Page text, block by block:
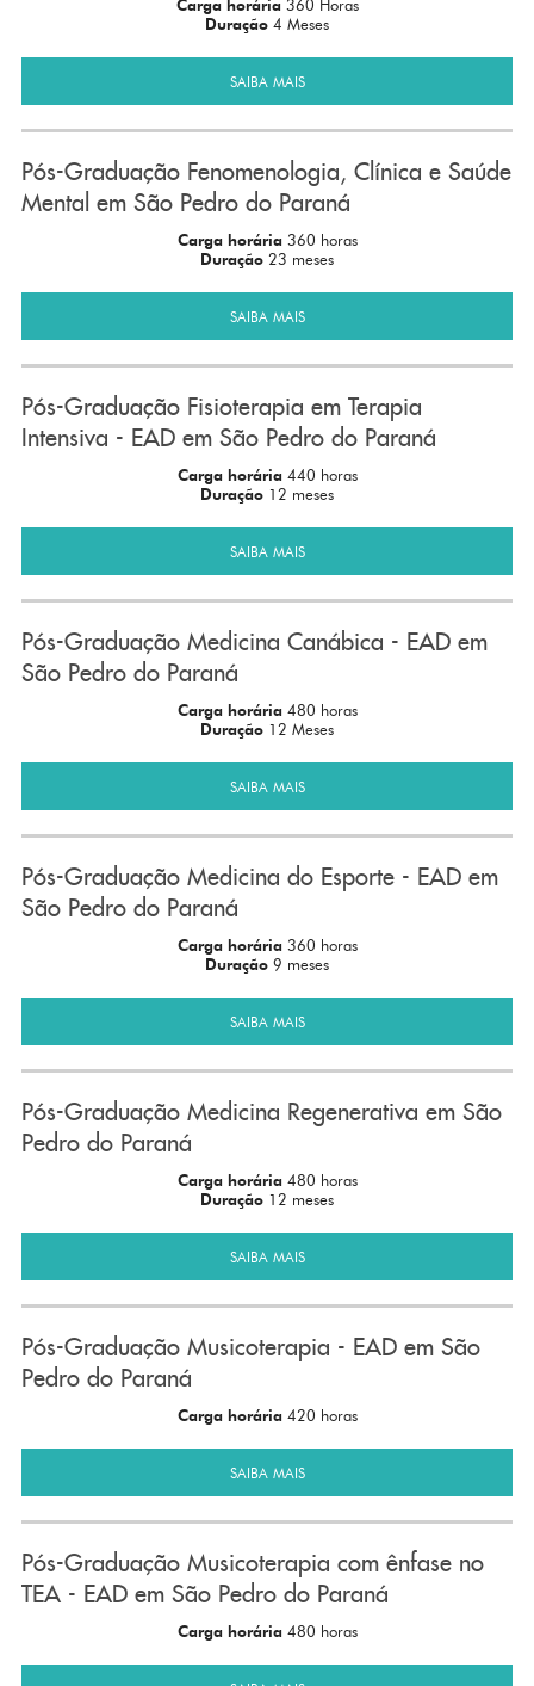
Carga horária 360 Horas
Duração 4 Meses
SAIBA MAIS
Pós-Graduação Fenomenologia, Clínica e Saúde
Mental em São Pedro do Paraná
Carga horária 360 horas
Duração 23 meses
SAIBA MAIS
Pós-Graduação Fisioterapia em Terapia
Intensiva - EAD em São Pedro do Paraná
Carga horária 440 horas
Duração 12 meses
SAIBA MAIS
Pós-Graduação Medicina Canábica - EAD em
São Pedro do Paraná
Carga horária 480 horas
Duração 12 Meses
SAIBA MAIS
Pós-Graduação Medicina do Esporte - EAD em
São Pedro do Paraná
Carga horária 360 horas
Duração 9 meses
SAIBA MAIS
Pós-Graduação Medicina Regenerativa em São
Pedro do Paraná
Carga horária 480 horas
Duração 12 meses
SAIBA MAIS
Pós-Graduação Musicoterapia - EAD em São
Pedro do Paraná
Carga horária 420 horas
SAIBA MAIS
Pós-Graduação Musicoterapia com ênfase no
TEA - EAD em São Pedro do Paraná
Carga horária 480 horas